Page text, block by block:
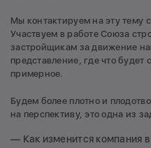
Мы контактируем на эту тему
Участвуем в работе Союза
застройщикам за движение
представление, где что будет
примерное.
Будем более плотно и
на перспективу, это одна из
— Как изменится компания в